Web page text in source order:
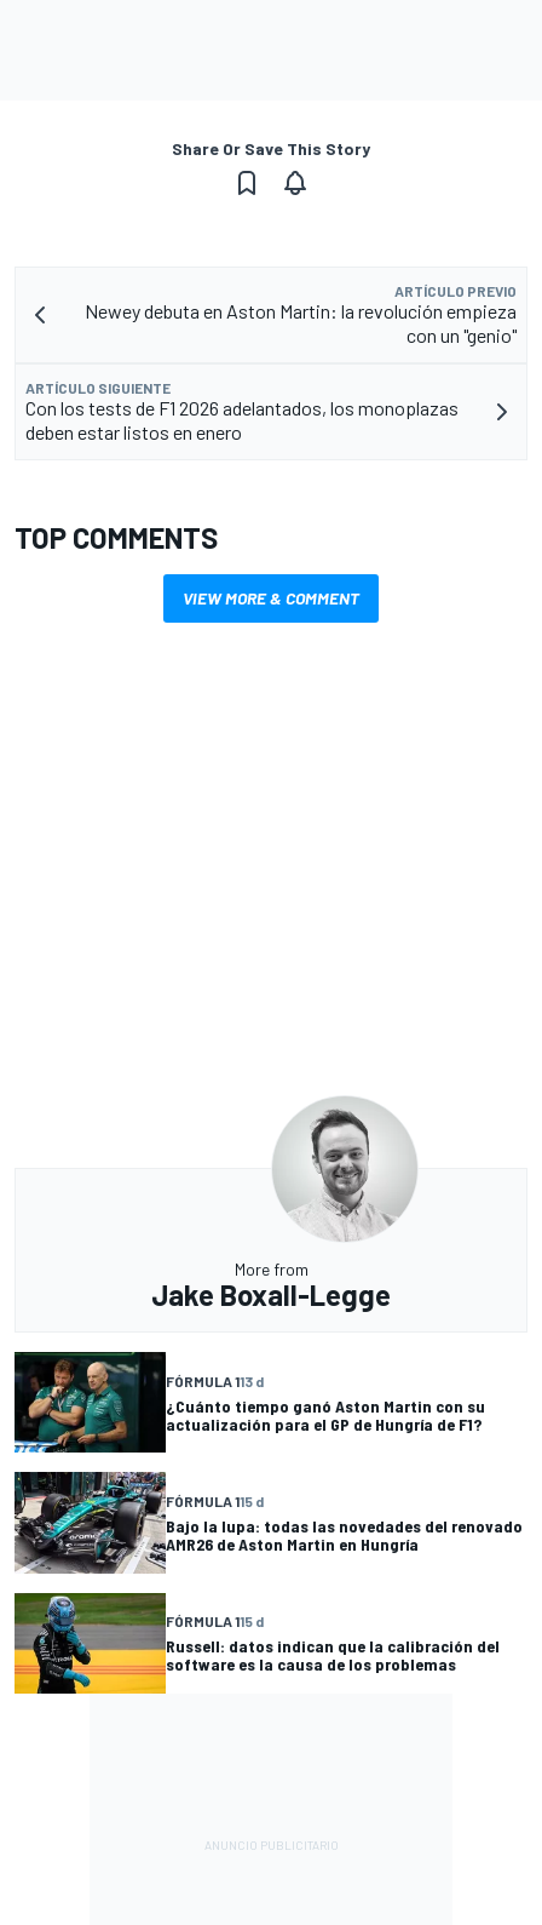
Share Or Save This Story
ARTÍCULO PREVIO
Newey debuta en Aston Martin: la revolución empieza
con un "genio"
ARTÍCULO SIGUIENTE
Con los tests de F1 2026 adelantados, los monoplazas
deben estar listos en enero
TOP COMMENTS
VIEW MORE & COMMENT
More from
Jake Boxall-Legge
FÓRMULA 113 d
¿Cuánto tiempo ganó Aston Martin con su
actualización para el GP de Hungría de F1?
FÓRMULA 115 d
Bajo la lupa: todas las novedades del renovado
AMR26 de Aston Martin en Hungría
FÓRMULA 115 d
Russell: datos indican que la calibración del
software es la causa de los problemas